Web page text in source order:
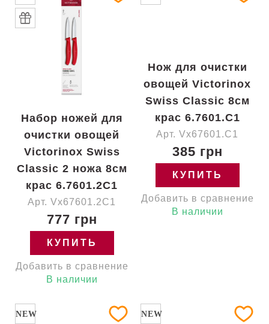
Набор ножей для
очистки овощей
Victorinox Swiss
Classic 2 ножа 8см
крас 6.7601.2C1
Арт. Vx67601.2C1
777 грн
КУПИТЬ
Добавить в сравнение
В наличии
Нож для очистки
овощей Victorinox
Swiss Classic 8см
крас 6.7601.C1
Арт. Vx67601.C1
385 грн
КУПИТЬ
Добавить в сравнение
В наличии
NEW NEW